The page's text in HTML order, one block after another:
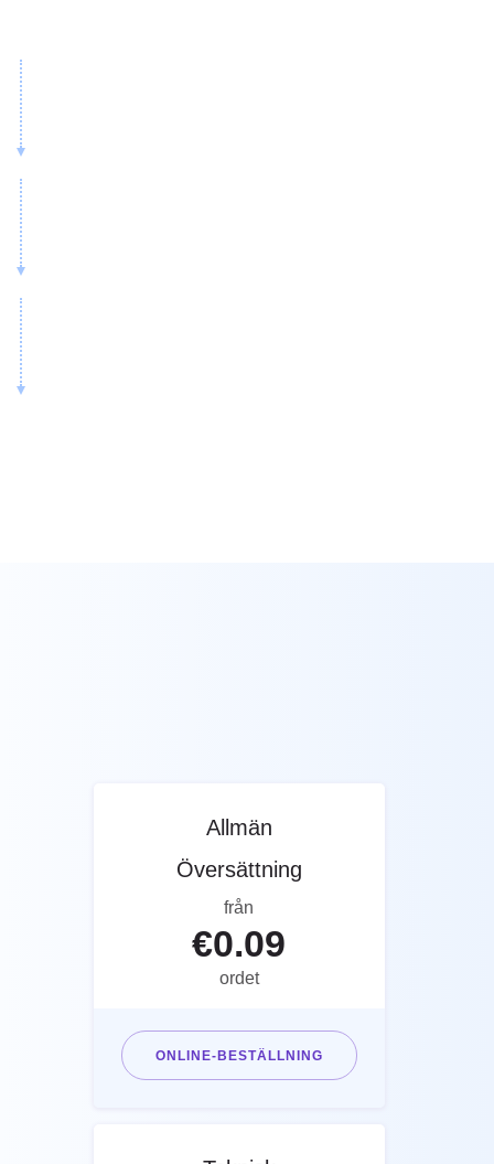
Allmän
Översättning
från
€0.09
ordet
ONLINE-BESTÄLLNING